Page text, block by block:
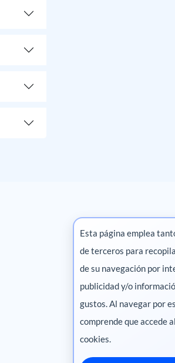
Esta página emplea
de terceros para
de su navegación por
publicidad y/o
gustos. Al navegar por
comprende que accede
cookies.